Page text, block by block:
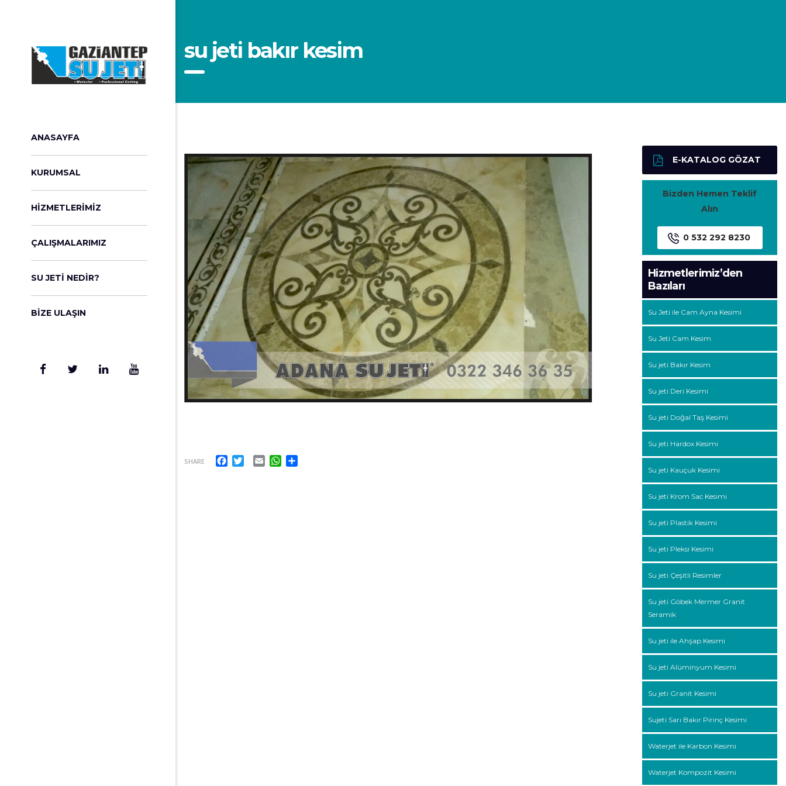
ANASAYFA
KURUMSAL
HIZMETLERIMIZ
ÇALIŞMALARIMIZ
SU JETI NEDIR?
BIZE ULAŞIN
su jeti bakır kesim
SHARE Facebook
TwitterEmailWhatsApp
E-KATALOG GÖZAT
Bizden Hemen Teklif
Alın
0 532 292 8230
Hizmetlerimiz’den
Bazıları
Su Jeti ile Cam Ayna Kesimi
Su Jeti Cam Kesim
Su jeti Bakır Kesim
Su jeti Deri Kesimi
Su jeti Doğal Taş Kesimi
Su jeti Hardox Kesimi
Su jeti Kauçuk Kesimi
Su jeti Krom Sac Kesimi
Su jeti Plastik Kesimi
Su jeti Pleksi Kesimi
Su jeti Çeşitli Resimler
Su jeti Göbek Mermer Granit
Seramik
Su jeti ile Ahşap Kesimi
Su jeti Alüminyum Kesimi
Su jeti Granit Kesimi
Sujeti Sarı Bakır Pirinç Kesimi
Waterjet ile Karbon Kesimi
Waterjet Kompozit Kesimi